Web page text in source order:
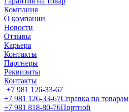
Компания
О компании
Новости
Отзывы
Карьера
Контакты
Партнеры
Реквизиты
Контакты
+7 981 126-33-67
+7 981 126-33-67Справка по товарам
+7 981 818-80-76Портной